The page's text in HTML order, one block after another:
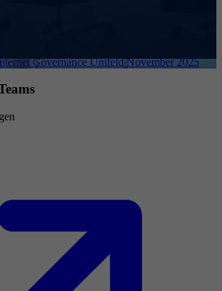
Governance Umfeld November 2025